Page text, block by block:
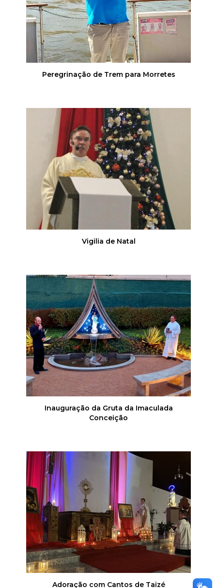
Peregrinação de Trem para Morretes
Vigilia de Natal
Inauguração da Gruta da Imaculada
Conceição
Adoração com Cantos de Taizé